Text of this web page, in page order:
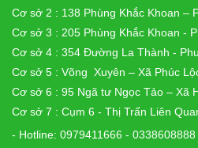
Cơ sở 2 : 138 Phùng Khắc Khoan –
Cơ sở 3 : 205 Phùng Khắc Khoan -
Cơ sở 4 : 354 Đường La Thành -
Cơ sở 5 : Võng Xuyên – Xã Phúc
Cơ sở 6 : 95 Ngã tư Ngọc Tảo – Xã
Cơ sở 7 : Cụm 6 - Thị Trấn Liên
- Hotline: 0979411666 - 0338608888